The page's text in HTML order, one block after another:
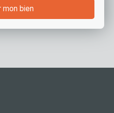
mon bien